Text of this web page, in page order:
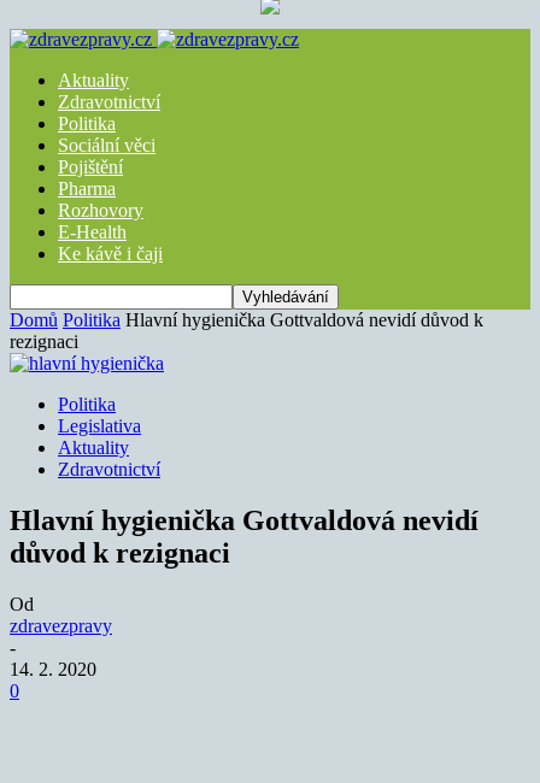
Aktuality
Zdravotnictví
Politika
Sociální věci
Pojištění
Pharma
Rozhovory
E-Health
Ke kávě i čaji
Domů Politika Hlavní hygienička Gottvaldová nevidí důvod k
rezignaci
Politika
Legislativa
Aktuality
Zdravotnictví
Hlavní hygienička Gottvaldová nevidí
důvod k rezignaci
Od
zdravezpravy
-
14. 2. 2020
0